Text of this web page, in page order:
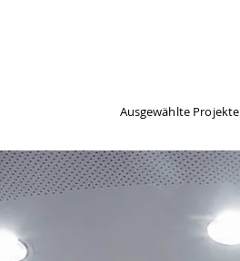
Ausgewählte Projekte